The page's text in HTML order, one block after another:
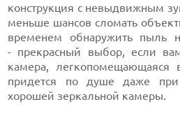
конструкция с невыдвижным
меньше шансов сломать
временем обнаружить пыль
- прекрасный выбор, если
камера,
придется по душе даже
хорошей зеркальной камеры.